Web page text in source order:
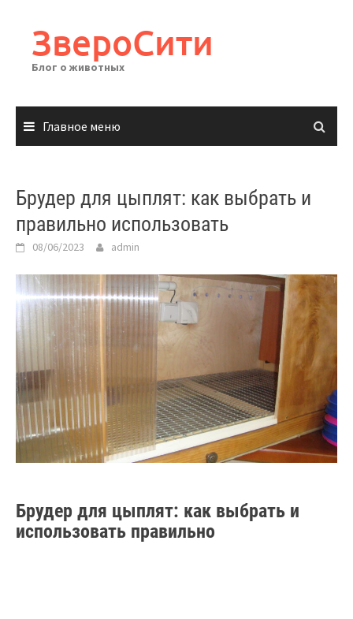
содержимому
ЗвероСити
Блог о животных
Главное меню
Брудер для цыплят: как выбрать и
правильно использовать
08/06/2023 admin
Брудер для цыплят: как выбрать и
использовать правильно